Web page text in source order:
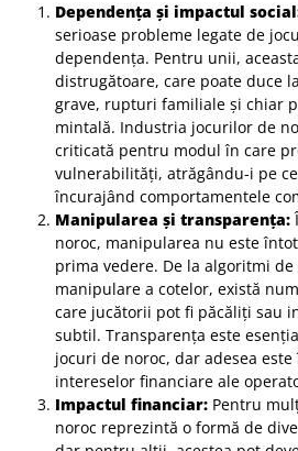
Dependența și impactul
serioase probleme legate de
dependența. Pentru unii,
distrugătoare, care poate duce
grave, rupturi familiale și chiar
mintală. Industria jocurilor de
criticată pentru modul în care
vulnerabilități, atrăgându-i pe
încurajând comportamentele
Manipularea și transparența:
noroc, manipularea nu este
prima vedere. De la algoritmi
manipulare a cotelor, există
care jucătorii pot fi păcăliți sau
subtil. Transparența este
jocuri de noroc, dar adesea
intereselor financiare ale
Impactul financiar: Pentru
noroc reprezintă o formă de